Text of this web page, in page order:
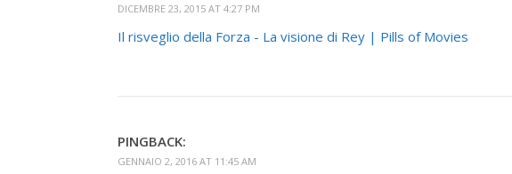
DICEMBRE 23, 2015 AT 4:27 PM
Il risveglio della Forza - La visione di Rey | Pills of Movies
PINGBACK:
GENNAIO 2, 2016 AT 11:45 AM